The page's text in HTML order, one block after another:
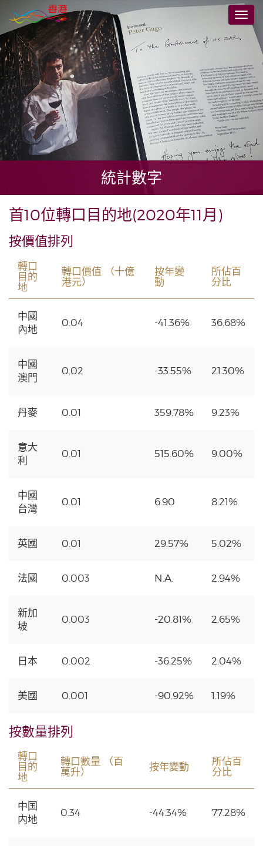
至
主
要
內
容
切
統計數字
首10位轉口目的地(2020年11月)
按價值排列
轉口
目的
地
轉口價值 （十億
港元）
按年變
動
所佔百
分比
中國
內地
0.04 -41.36% 36.68%
中國
澳門
0.02 -33.55% 21.30%
丹麥 0.01 359.78% 9.23%
意大
利
0.01 515.60% 9.00%
中國
台灣
0.01 6.90 8.21%
英國 0.01 29.57% 5.02%
法國 0.003 N.A. 2.94%
新加
坡
0.003 -20.81% 2.65%
日本 0.002 -36.25% 2.04%
美國 0.001 -90.92% 1.19%
按數量排列
轉口
目的
地
轉口數量 （百
萬升）
按年變動
所佔百
分比
中国
内地
0.34 -44.34% 77.28%